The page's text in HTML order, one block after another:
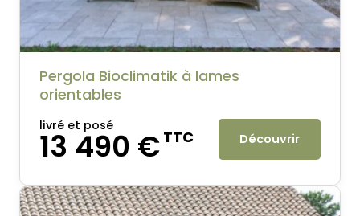
Pergola Bioclimatik à lames
orientables
livré et posé
13 490 €TTC Découvrir